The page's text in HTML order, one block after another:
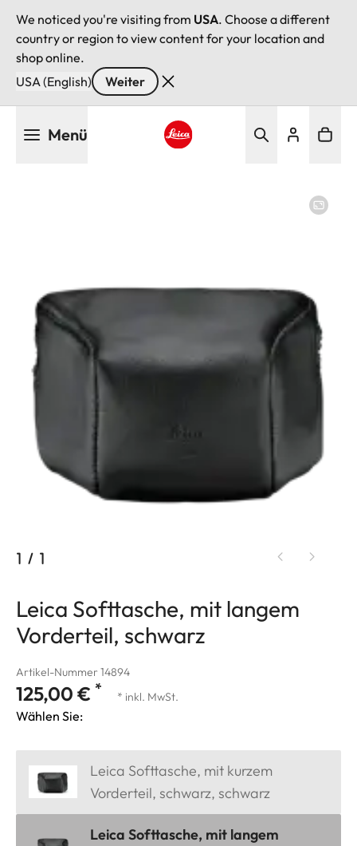
We noticed you're visiting from USA. Choose a different
country or region to view content for your location and
shop online.
USA (English)
Weiter
Menü
1 / 1
Leica Softtasche, mit langem
Vorderteil, schwarz
Artikel-Nummer 14894
125,00 € * * inkl. MwSt.
Wählen Sie:
Leica Softtasche, mit kurzem
Vorderteil, schwarz, schwarz
Leica Softtasche, mit langem